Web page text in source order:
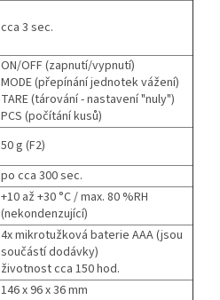
cca 3 sec.
ON/OFF (zapnutí/vypnutí)
MODE (přepínání jednotek vážení)
TARE (tárování - nastavení "nuly")
PCS (počítání kusů)
50 g (F2)
po cca 300 sec.
+10 až +30 °C / max. 80 %RH
(nekondenzující)
4x mikrotužková baterie AAA (jsou
součástí dodávky)
životnost cca 150 hod.
146 x 96 x 36 mm